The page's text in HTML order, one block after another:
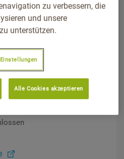
Uhr
Uhr
Uhr
13:00–17:30 Uhr
Uhr
13:00–17:30 Uhr
Uhr
13:00–17:30 Uhr
zu verbessern, die
und unsere
unterstützen.
Alle Cookies akzeptieren